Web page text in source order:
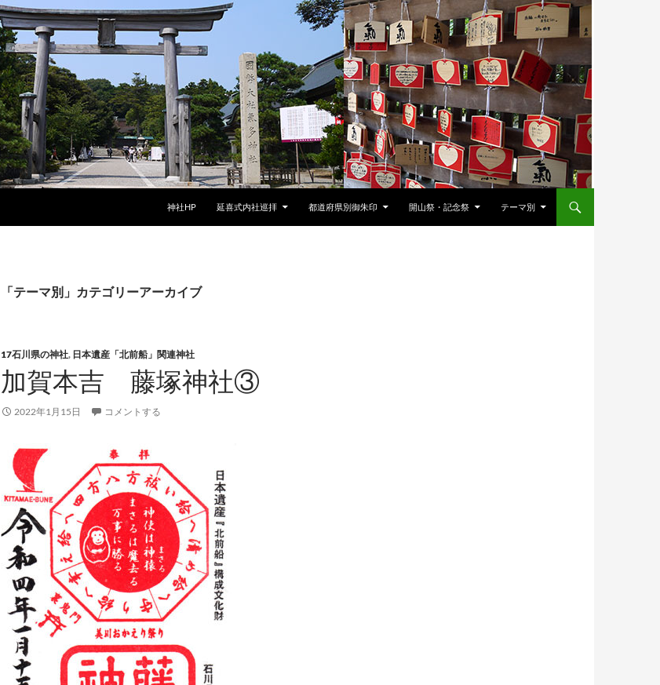
神社HP 延喜式内社巡拝 都道府県別御朱印 開山祭・記念祭 テーマ別
「テーマ別」カテゴリーアーカイブ
17石川県の神社, 日本遺産「北前船」関連神社
加賀本吉 藤塚神社③
2022年1月15日 コメントする